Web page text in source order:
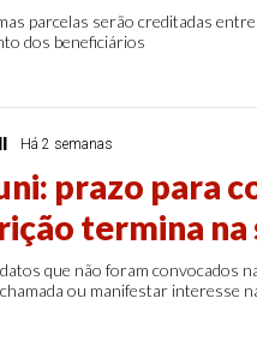
parcelas serão creditadas
dos beneficiários
Há 2 semanas
prazo para
termina na
que não foram convocados
ou manifestar interesse